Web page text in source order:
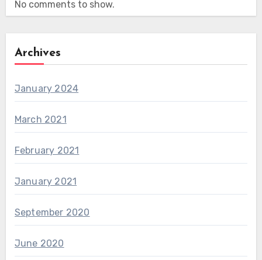
No comments to show.
Archives
January 2024
March 2021
February 2021
January 2021
September 2020
June 2020